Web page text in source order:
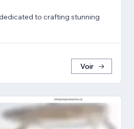
to crafting stunning
Voir